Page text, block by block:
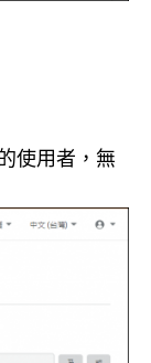
使用者，無